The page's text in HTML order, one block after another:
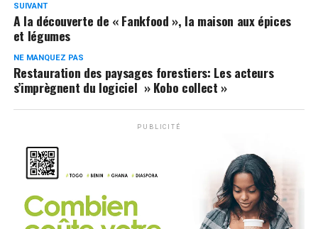
SUIVANT
A la découverte de « Fankfood », la maison aux épices
et légumes
NE MANQUEZ PAS
Restauration des paysages forestiers: Les acteurs
s’imprègnent du logiciel » Kobo collect »
PUBLICITÉ